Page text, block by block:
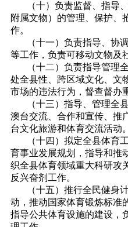
（十）负责监督、指导
附属文物）的管理、保护、
作。
（十一）负责指导、协
等工作，负责可移动文物及
（十二）负责指导管理
处全县性、跨区域文化、文
市场的违法行为，督查督办
（十三）指导、管理全
澳台交流、合作和宣传、推
台文化旅游和体育交流活动。
（十四）拟定全县体育
育事业发展规划，指导和推
织全县体育领域重大科研攻
反兴奋剂工作。
（十五）推行全民健身
动，推动国家体育锻炼标准
指导公共体育设施的建设，